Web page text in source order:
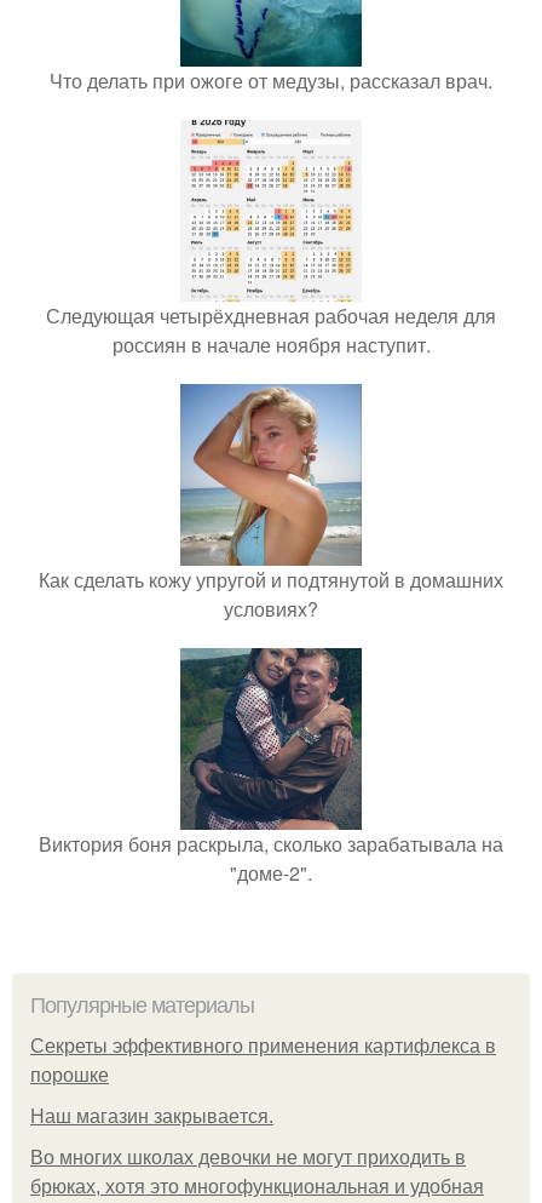
Что делать при ожоге от медузы, рассказал врач.
Следующая четырёхдневная рабочая неделя для
россиян в начале ноября наступит.
Как сделать кожу упругой и подтянутой в домашних
условиях?
Виктория боня раскрыла, сколько зарабатывала на
"доме-2".
Популярные материалы
Секреты эффективного применения картифлекса в
порошке
Нaш магaзин зaкрывaeтся.
Во многих школах девочки не могут приходить в
брюках, хотя это многофункциональная и удобная